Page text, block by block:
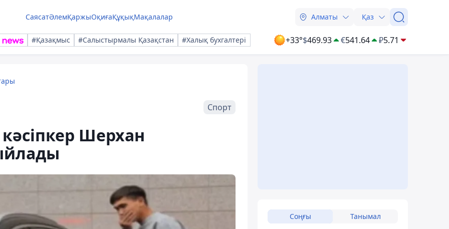
СаясатӘлемҚаржыОқиғаҚұқықМақалалар Алматы Қаз
#Қазақмыс #Салыстырмалы Қазақстан #Халық бухгалтері +33°$469.93 €541.64 ₽5.71
Спорт
Шерхан
Соңғы Танымал